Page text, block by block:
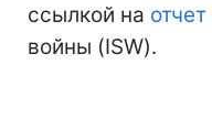
ссылкой на отчет
войны (ISW).